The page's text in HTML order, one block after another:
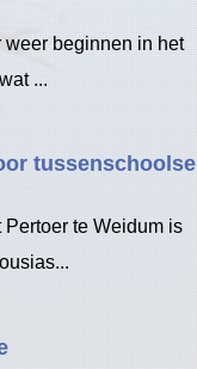
beginnen in het
...
tussenschoolse
te Weidum is